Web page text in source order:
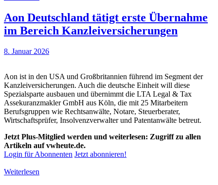
Aon Deutschland tätigt erste Übernahme
im Bereich Kanzleiversicherungen
8. Januar 2026
Aon ist in den USA und Großbritannien führend im Segment der
Kanzleiversicherungen. Auch die deutsche Einheit will diese
Spezialsparte ausbauen und übernimmt die LTA Legal & Tax
Assekuranzmakler GmbH aus Köln, die mit 25 Mitarbeitern
Berufsgruppen wie Rechtsanwälte, Notare, Steuerberater,
Wirtschaftsprüfer, Insolvenzverwalter und Patentanwälte betreut.
Jetzt Plus-Mitglied werden und weiterlesen: Zugriff zu allen
Artikeln auf vwheute.de.
Login für Abonnenten Jetzt abonnieren!
Weiterlesen